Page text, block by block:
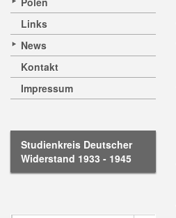
Links
News
Kontakt
Impressum
Studienkreis Deutscher
Widerstand 1933 - 1945